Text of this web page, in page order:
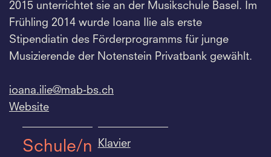
2015 unterrichtet sie an der Musikschule Basel. Im
Frühling 2014 wurde Ioana Ilie als erste
Stipendiatin des Förderprogramms für junge
Musizierende der Notenstein Privatbank gewählt.
ioana.ilie@mab-bs.ch
Website
Schule/n Klavier